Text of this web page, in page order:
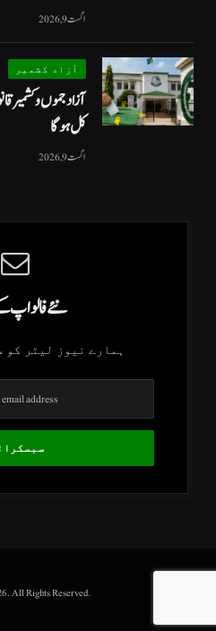
اگست 9, 2026
آزاد کشمیر
آزاد جموں و کشمیر
کل ہوگا
اگست 9, 2026
نئے فالو
ہمارے نیوز لیٹر کو
.K2Times © 2026. All Rights Reserved